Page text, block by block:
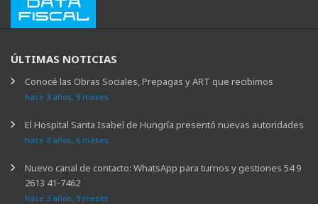
ÚLTIMAS NOTICIAS
Conocé las Obras Sociales, Prepagas y ART que recibimos
hace 3 años, 9 meses
El Hospital Santa Isabel de Hungría presentó nuevas autoridades
hace 3 años, 6 meses
Nuevo canal de contacto: WhatsApp para turnos y gestiones 54 9
2613 41-7462
hace 3 años, 9 meses